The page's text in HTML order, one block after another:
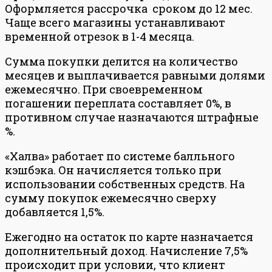
Оформляется рассрочка сроком до 12 мес.
Чаще всего магазины устанавливают
временной отрезок в 1-4 месяца.
Сумма покупки делится на количество
месяцев и выплачивается равными долями
ежемесячно. При своевременном
погашении переплата составляет 0%, в
противном случае назначаются штрафные
%.
«Халва» работает по системе балльного
кэшбэка. Он начисляется только при
использовании собственных средств. На
сумму покупок ежемесячно сверху
добавляется 1,5%.
Ежегодно на остаток по карте назначается
дополнительный доход. Начисление 7,5%
происходит при условии, что клиент